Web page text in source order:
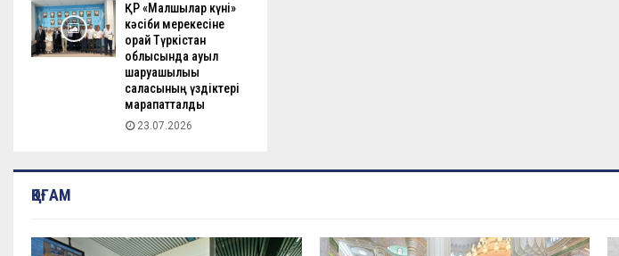
ҚР «Малшылар күні»
кәсіби мерекесіне
орай Түркістан
облысында ауыл
шаруашылығы
саласының үздіктері
марапатталды
23.07.2026
ҚОҒАМ